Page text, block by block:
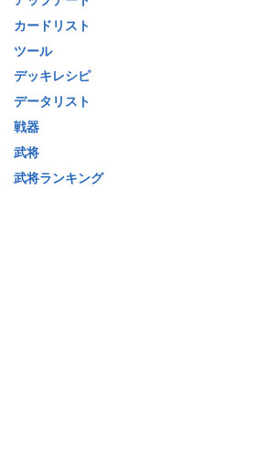
カードリスト
ツール
デッキレシピ
データリスト
戦器
武将
武将ランキング